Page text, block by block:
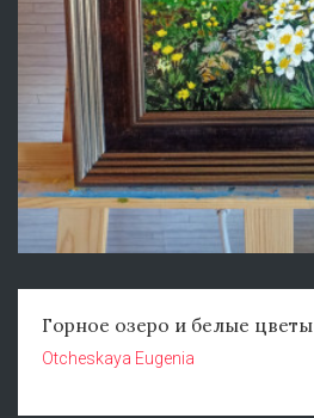
Горное озеро и белые цветы
Otcheskaya Eugenia